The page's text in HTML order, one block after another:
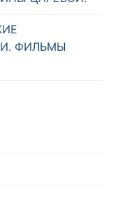
ФИЛЬМЫ